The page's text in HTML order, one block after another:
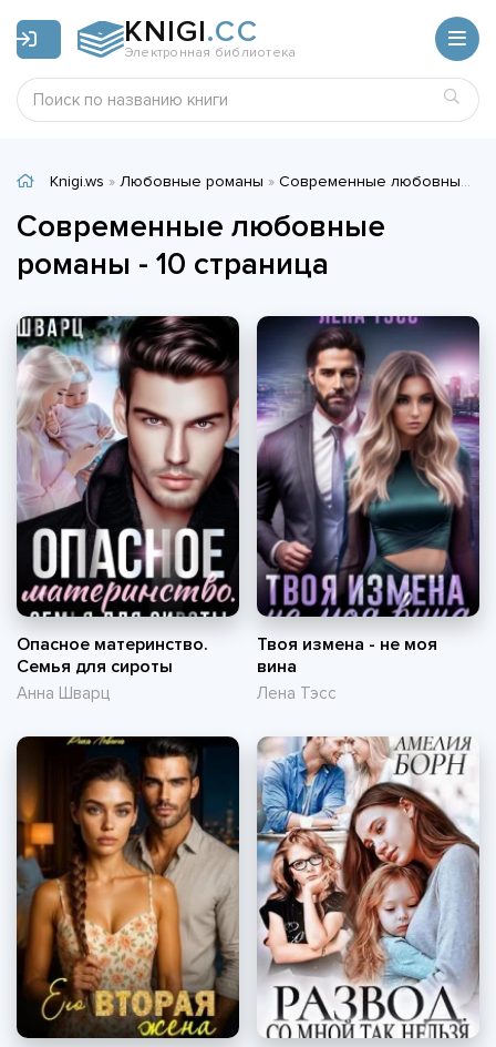
KNIGI.CC
Электронная библиотека
Knigi.ws » Любовные романы » Современные любовные романы
Современные любовные
романы - 10 страница
Опасное материнство.
Семья для сироты
Анна Шварц
Твоя измена - не моя
вина
Лена Тэсс